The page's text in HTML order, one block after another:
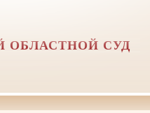
ОБЛАСТНОЙ СУД